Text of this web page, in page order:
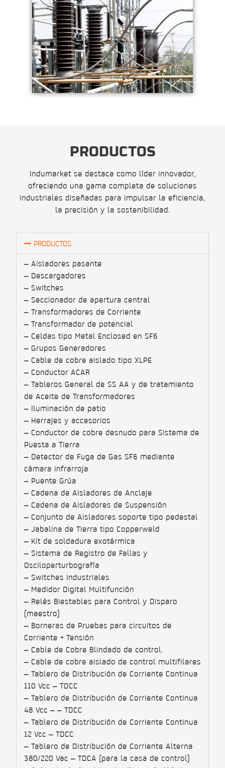
PRODUCTOS
Indumarket se destaca como líder innovador,
ofreciendo una gama completa de soluciones
industriales diseñadas para impulsar la eficiencia,
la precisión y la sostenibilidad.
PRODUCTOS
– Aisladores pasante
– Descargadores
– Switches
– Seccionador de apertura central
– Transformadores de Corriente
– Transformador de potencial
– Celdas tipo Metal Enclosed en SF6
– Grupos Generadores
– Cable de cobre aislado tipo XLPE
– Conductor ACAR
– Tableros General de SS AA y de tratamiento
de Aceite de Transformadores
– Iluminación de patio
– Herrajes y accesorios
– Conductor de cobre desnudo para Sistema de
Puesta a Tierra
– Detector de Fuga de Gas SF6 mediante
cámara infrarroja
– Puente Grúa
– Cadena de Aisladores de Anclaje
– Cadena de Aisladores de Suspensión
– Conjunto de Aisladores soporte tipo pedestal
– Jabalina de Tierra tipo Copperweld
– Kit de soldadura exotérmica
– Sistema de Registro de Fallas y
Osciloperturbografía
– Switches industriales
– Medidor Digital Multifunción
– Relés Biestables para Control y Disparo
(maestro)
– Borneras de Pruebas para circuitos de
Corriente + Tensión
– Cable de Cobre Blindado de control.
– Cable de cobre aislado de control multifilares
– Tablero de Distribución de Corriente Continua
110 Vcc – TDCC
– Tablero de Distribución de Corriente Continua
48 Vcc – – TDCC
– Tablero de Distribución de Corriente Continua
12 Vcc – TDCC
– Tablero de Distribución de Corriente Alterna
380/220 Vac – TDCA (para la casa de control)